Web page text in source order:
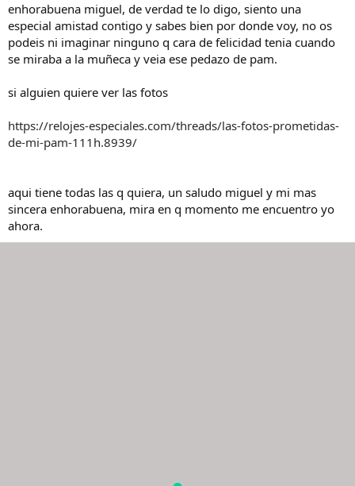
enhorabuena miguel, de verdad te lo digo, siento una
especial amistad contigo y sabes bien por donde voy, no os
podeis ni imaginar ninguno q cara de felicidad tenia cuando
se miraba a la muñeca y veia ese pedazo de pam.
si alguien quiere ver las fotos
https://relojes-especiales.com/threads/las-fotos-prometidas-
de-mi-pam-111h.8939/
aqui tiene todas las q quiera, un saludo miguel y mi mas
sincera enhorabuena, mira en q momento me encuentro yo
ahora.